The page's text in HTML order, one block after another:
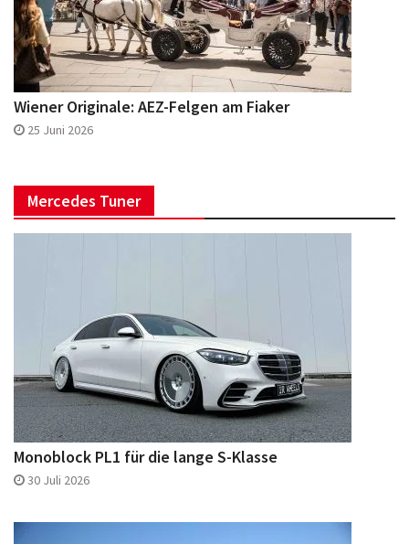
Wiener Originale: AEZ-Felgen am Fiaker
25 Juni 2026
Mercedes Tuner
Monoblock PL1 für die lange S-Klasse
30 Juli 2026